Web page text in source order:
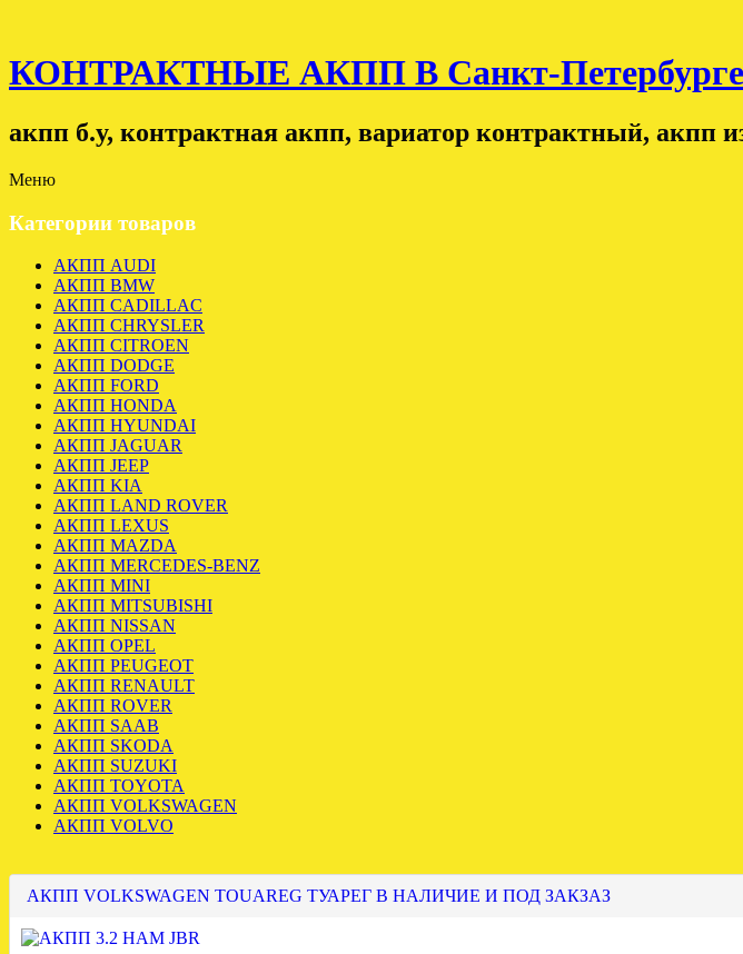
КОНТРАКТНЫЕ АКПП В Санкт-Петербурге
акпп б.у, контрактная акпп, вариатор контрактный, акпп
Меню
Категории товаров
АКПП AUDI
АКПП BMW
АКПП CADILLAC
АКПП CHRYSLER
АКПП CITROEN
АКПП DODGE
АКПП FORD
АКПП HONDA
АКПП HYUNDAI
АКПП JAGUAR
АКПП JEEP
АКПП KIA
АКПП LAND ROVER
АКПП LEXUS
АКПП MAZDA
АКПП MERCEDES-BENZ
АКПП MINI
АКПП MITSUBISHI
АКПП NISSAN
АКПП OPEL
АКПП PEUGEOT
АКПП RENAULT
АКПП ROVER
АКПП SAAB
АКПП SKODA
АКПП SUZUKI
АКПП TOYOTA
АКПП VOLKSWAGEN
АКПП VOLVO
АКПП VOLKSWAGEN TOUAREG ТУАРЕГ В НАЛИЧИЕ И ПОД ЗАКЗАЗ